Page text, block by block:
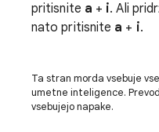
pritisnite a + i. Ali
nato pritisnite a + i.
Ta stran morda vsebuje
umetne inteligence.
vsebujejo napake.